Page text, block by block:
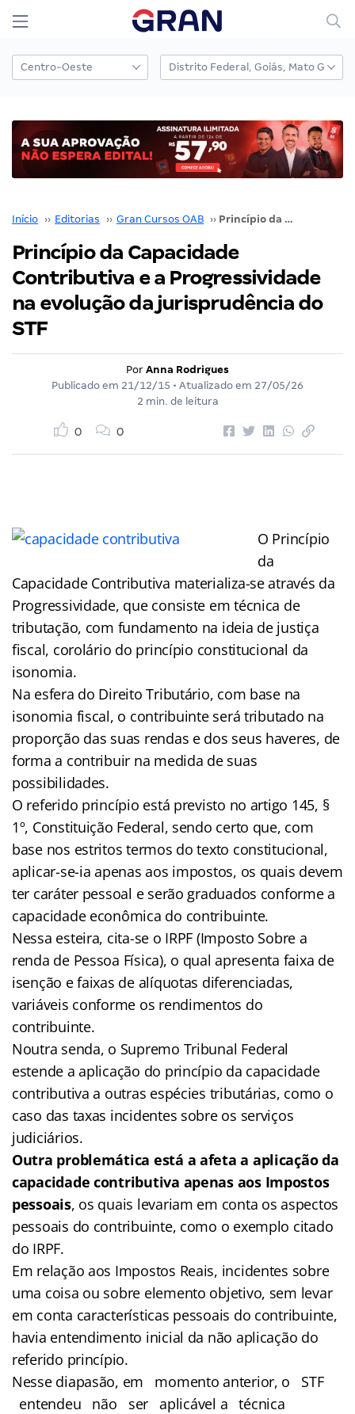
Início ›› Editorias ›› Gran Cursos OAB ›› Princípio da Capacidade Contributiva e a Progressividade na evolução da jurisprudência do STF
Princípio da Capacidade
Contributiva e a Progressividade
na evolução da jurisprudência do
STF
Por Anna Rodrigues
Publicado em 21/12/15 • Atualizado em 27/05/26
2 min. de leitura
0 0
O Princípio
da
Capacidade Contributiva materializa-se através da
Progressividade, que consiste em técnica de
tributação, com fundamento na ideia de justiça
fiscal, corolário do princípio constitucional da
isonomia.
Na esfera do Direito Tributário, com base na
isonomia fiscal, o contribuinte será tributado na
proporção das suas rendas e dos seus haveres, de
forma a contribuir na medida de suas
possibilidades.
O referido princípio está previsto no artigo 145, §
1º, Constituição Federal, sendo certo que, com
base nos estritos termos do texto constitucional,
aplicar-se-ia apenas aos impostos, os quais devem
ter caráter pessoal e serão graduados conforme a
capacidade econômica do contribuinte.
Nessa esteira, cita-se o IRPF (Imposto Sobre a
renda de Pessoa Física), o qual apresenta faixa de
isenção e faixas de alíquotas diferenciadas,
variáveis conforme os rendimentos do
contribuinte.
Noutra senda, o Supremo Tribunal Federal
estende a aplicação do princípio da capacidade
contributiva a outras espécies tributárias, como o
caso das taxas incidentes sobre os serviços
judiciários.
Outra problemática está a afeta a aplicação da
capacidade contributiva apenas aos Impostos
pessoais, os quais levariam em conta os aspectos
pessoais do contribuinte, como o exemplo citado
do IRPF.
Em relação aos Impostos Reais, incidentes sobre
uma coisa ou sobre elemento objetivo, sem levar
em conta características pessoais do contribuinte,
havia entendimento inicial da não aplicação do
referido princípio.
Nesse diapasão, em momento anterior, o STF
entendeu não ser aplicável a técnica